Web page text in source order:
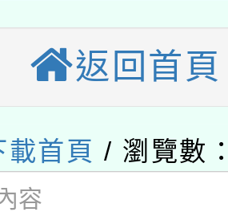
啟航」
結果公告(無人
動共學行動站研
推動專業研習
能─人工智慧
素養講師名單
返回首頁
載首頁 / 瀏覽數